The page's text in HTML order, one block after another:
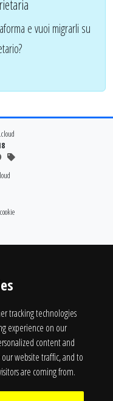
tracking technologies
experience on our
content and
website traffic, and to
are coming from.
e vuoi migrarli su